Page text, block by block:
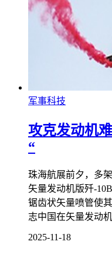
军事科技
攻克发动机
“
珠海航展前夕，多
矢量发动机版歼-
锯齿状矢量喷管使
志中国在矢量发动
2025-11-18